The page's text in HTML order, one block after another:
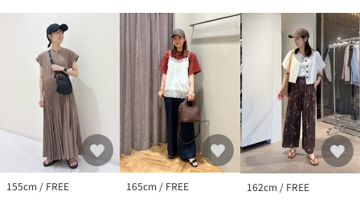
155cm / FREE 165cm / FREE 162cm / FREE